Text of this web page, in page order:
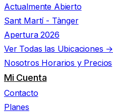
Actualmente Abierto
Sant Martí - Tànger
Apertura 2026
Ver Todas las Ubicaciones →
Nosotros Horarios y Precios
Mi Cuenta
Contacto
Planes